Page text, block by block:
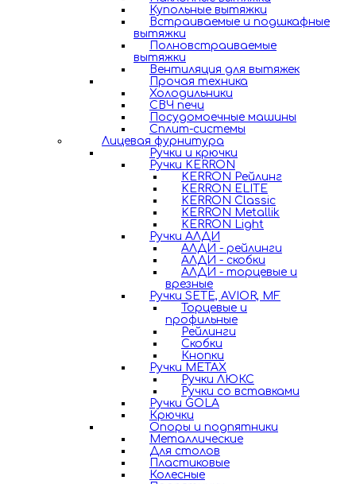
Купольные вытяжки
Встраиваемые и подшкафные
вытяжки
Полновстраиваемые
вытяжки
Вентиляция для вытяжек
Прочая техника
Холодильники
СВЧ печи
Посудомоечные машины
Сплит-системы
Лицевая фурнитура
Ручки и крючки
Ручки KERRON
KERRON Рейлинг
KERRON ELITE
KERRON Classic
KERRON Metallik
KERRON Light
Ручки АЛДИ
АЛДИ - рейлинги
АЛДИ - скобки
АЛДИ - торцевые и
врезные
Ручки SETE, AVIOR, MF
Торцевые и
профильные
Рейлинги
Скобки
Кнопки
Ручки METAX
Ручки ЛЮКС
Ручки со вставками
Ручки GOLA
Крючки
Опоры и подпятники
Металлические
Для столов
Пластиковые
Колесные